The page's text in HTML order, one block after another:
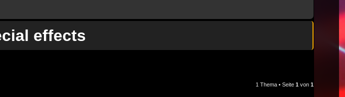
effects
1 Thema • Seite 1 von 1